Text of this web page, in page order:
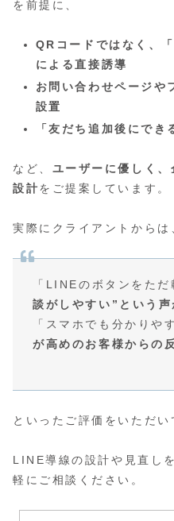
を前提に、
QRコードではなく、
による直接誘導
お問い合わせページや
設置
「友だち追加後にで
など、 ユーザーに優しく
設計をご提案しています。
実際にクライアントからは
「LINEのボタンをただ
談がしやすい”という声
「スマホでも分かりや
が高めのお客様からの
といったご評価をいただい
LINE導線の設計や見直し
軽にご相談ください。